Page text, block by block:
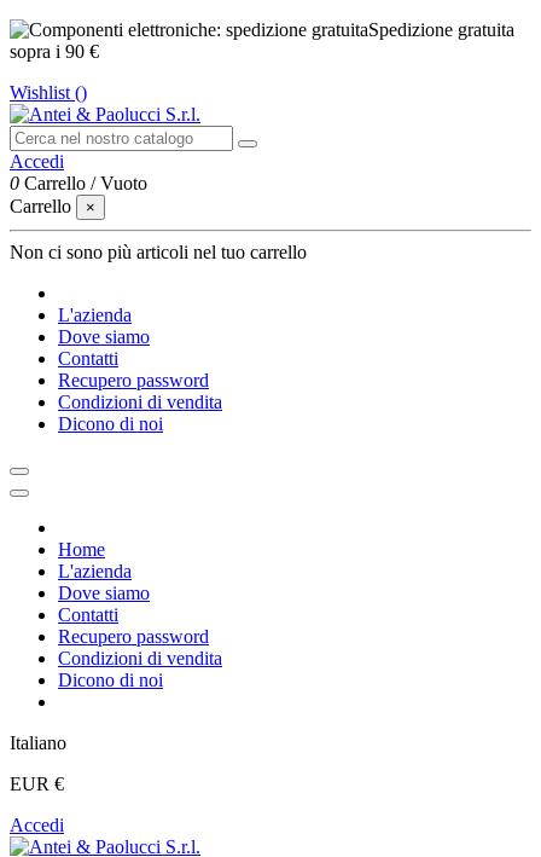
Spedizione gratuita
sopra i 90 €
Wishlist ()
Accedi
0 Carrello /Vuoto
Carrello
×
Non ci sono più articoli nel tuo carrello
L'azienda
Dove siamo
Contatti
Recupero password
Condizioni di vendita
Dicono di noi
Home
L'azienda
Dove siamo
Contatti
Recupero password
Condizioni di vendita
Dicono di noi
Italiano
EUR €
Accedi